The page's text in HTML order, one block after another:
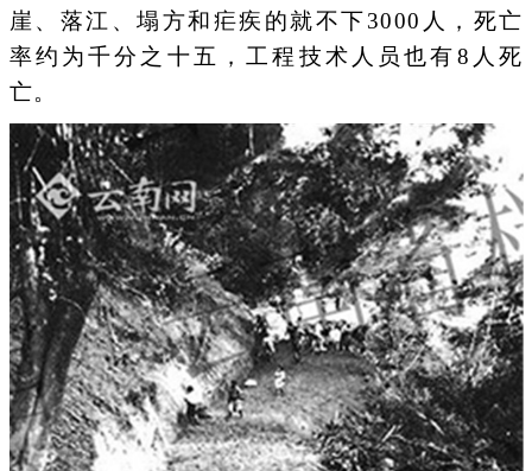
崖、落江、塌方和疟疾的就不下3000人，死亡
率约为千分之十五，工程技术人员也有8人死
亡。